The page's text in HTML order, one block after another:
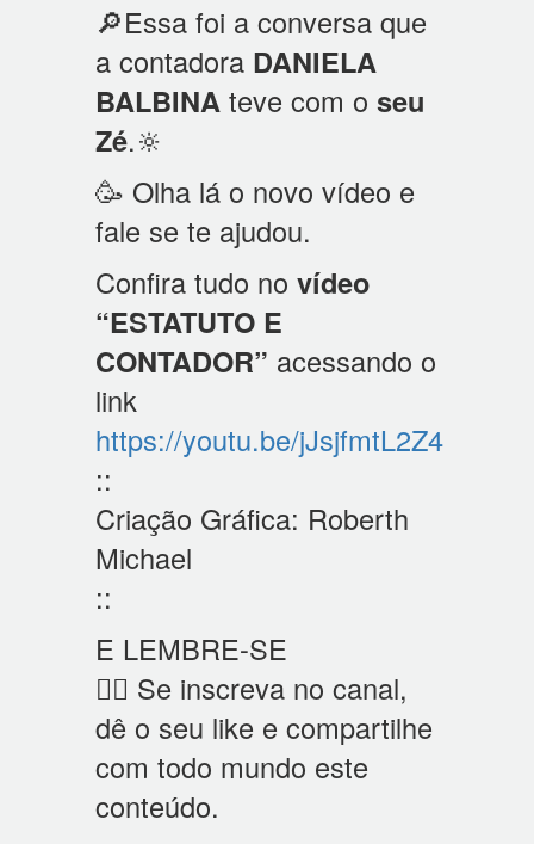
🔎Essa foi a conversa que
a contadora DANIELA
BALBINA teve com o seu
Zé.🔆
🥳 Olha lá o novo vídeo e
fale se te ajudou.
Confira tudo novídeo
“ESTATUTO E
CONTADOR” acessando o
link
https://youtu.be/jJsjfmtL2Z4
::
Criação Gráfica: Roberth
Michael
::
E LEMBRE-SE
👍🏼 Se inscreva no canal,
dê o seu like e compartilhe
com todo mundo este
conteúdo.